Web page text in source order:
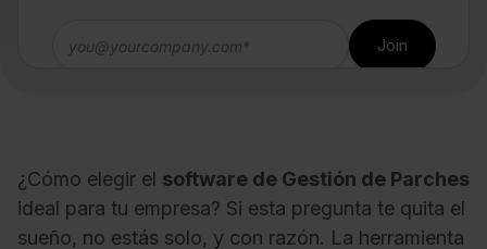
¿Cómo elegir el software de Gestión de Parches
ideal para tu empresa? Si esta pregunta te quita el
sueño, no estás solo, y con razón. La herramienta